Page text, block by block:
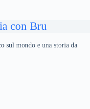
con Bru
sul mondo e una storia da